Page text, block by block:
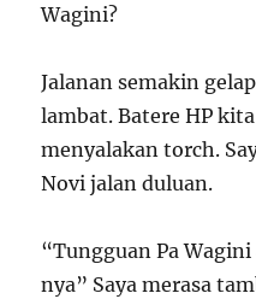
Wagini?
Jalanan semakin
lambat. Batere HP
menyalakan torch.
Novi jalan duluan.
“Tungguan Pa
nya” Saya merasa